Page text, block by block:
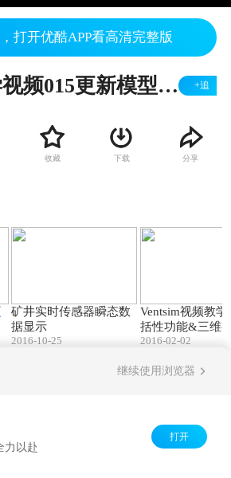
打开优酷APP看高清完整版
Ventsim教学视频015更新模型的方法 +追
收藏 下载 分享
矿井实时传感器瞬态数
据显示
2016-10-25
Ventsim视频教学
括性功能&三维
2016-02-02
继续使用浏览器
力以赴
打开